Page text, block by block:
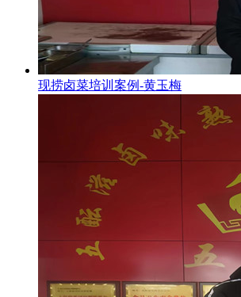
现捞卤菜培训案例-黄玉梅